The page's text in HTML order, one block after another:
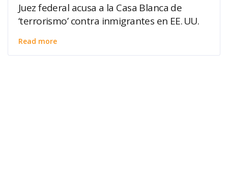
Juez federal acusa a la Casa Blanca de
‘terrorismo’ contra inmigrantes en EE. UU.
Read more